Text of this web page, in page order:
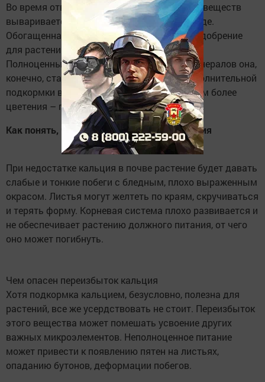
Во время отваривания яиц часть полезных веществ
вываривается из скорлупы и остается в воде.
Обогащенная кальцием жидкость – суперудобрение
для растений, как дачных, так и домашних.
Полноценным источником витаминов и минералов она,
конечно, стать не может, но в качестве дополнительной
подкормки в период активного роста – а тем более
цветения – подходит как нельзя лучше.
Как понять, что растению не хватает кальция
При недостатке кальция в почве растение будет давать
слабые и тонкие побеги с бледным, плохо выраженным
окрасом. Листья могут желтеть по краям, скручиваться
и терять форму. Корневая система плохо развивается и
не обеспечивает растению должного питания, от чего
оно может погибнуть.
Чем опасен переизбыток кальция
Хотя подкормка кальцием, безусловно, полезна для
растений, все же усердствовать не стоит. Переизбыток
этого вещества может помешать усвоение других
важных микроэлементов. Неполноценное питание
может привести к появлению пятен на листьях,
опаданию бутонов, деформации побегов.